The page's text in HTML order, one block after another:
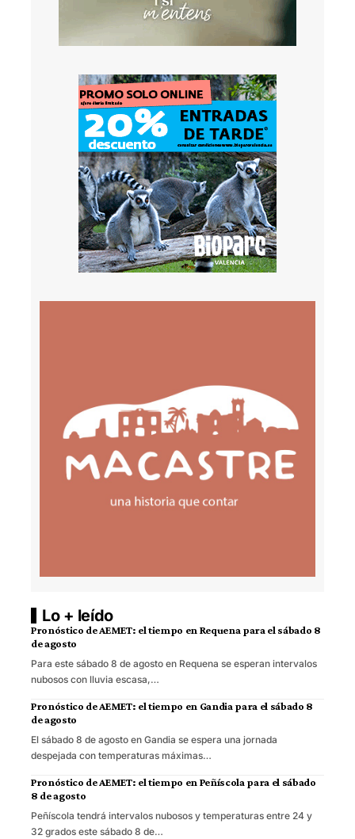
Lo + leído
Pronóstico de AEMET: el tiempo en Requena para el sábado 8
de agosto
Para este sábado 8 de agosto en Requena se esperan intervalos
nubosos con lluvia escasa,…
Pronóstico de AEMET: el tiempo en Gandia para el sábado 8
de agosto
El sábado 8 de agosto en Gandia se espera una jornada
despejada con temperaturas máximas…
Pronóstico de AEMET: el tiempo en Peñíscola para el sábado
8 de agosto
Peñíscola tendrá intervalos nubosos y temperaturas entre 24 y
32 grados este sábado 8 de…